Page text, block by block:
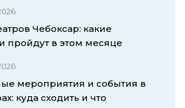
Чебоксар: какие
пройдут в этом месяце
мероприятия и события в
куда сходить и что